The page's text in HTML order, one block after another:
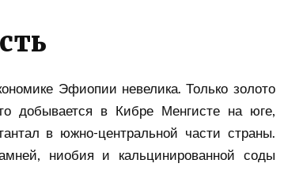
Эфиопии невелика. Только золото
добывается в Кибре Менгисте на юге,
в южно-центральной части страны.
ниобия и кальцинированной соды